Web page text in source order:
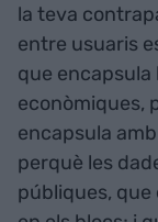
la teva
entre usuaris
que
econòmiques,
encapsula
perquè les
públiques,